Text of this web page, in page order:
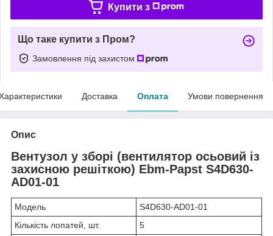
Купити з
Що таке купити з Пром?
Замовлення під захистом
Доставка Оплата Умови повернення
Опис
Вентузол у зборі (вентилятор осьовий із
захисною решіткою) Ebm-Papst S4D630-
AD01-01
Модель
S4D630-AD01-01
Кількість лопатей, шт.
5